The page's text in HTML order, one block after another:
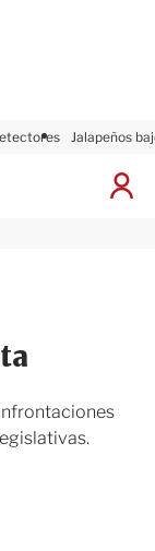
Jalapeños
I